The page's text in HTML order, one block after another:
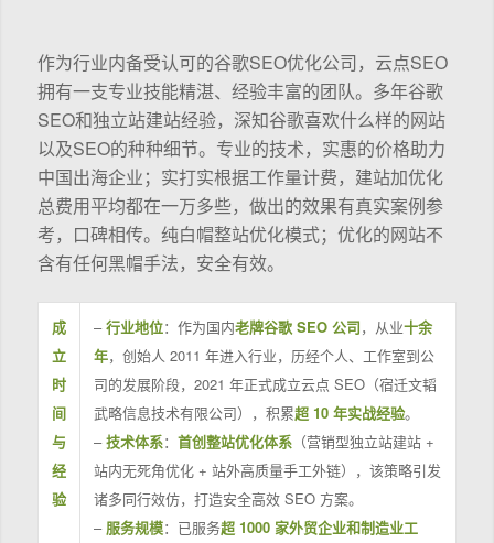
作为行业内备受认可的谷歌SEO优化公司，云点SEO
拥有一支专业技能精湛、经验丰富的团队。多年谷歌
SEO和独立站建站经验，深知谷歌喜欢什么样的网站
以及SEO的种种细节。专业的技术，实惠的价格助力
中国出海企业；实打实根据工作量计费，建站加优化
总费用平均都在一万多些，做出的效果有真实案例参
考，口碑相传。纯白帽整站优化模式；优化的网站不
含有任何黑帽手法，安全有效。
成
立
时
间
与
经
验
–行业地位：作为国内老牌谷歌 SEO 公司，从业十余
年，创始人 2011 年进入行业，历经个人、工作室到公
司的发展阶段，2021 年正式成立云点 SEO（宿迁文韬
武略信息技术有限公司），积累超 10 年实战经验。
–技术体系： 首创整站优化体系（营销型独立站建站 +
站内无死角优化 + 站外高质量手工外链），该策略引发
诸多同行效仿，打造安全高效 SEO 方案。
– 服务规模：已服务超 1000 家外贸企业和制造业工